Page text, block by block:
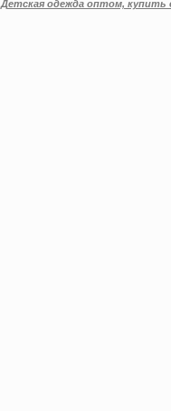
Детская одежда оптом,